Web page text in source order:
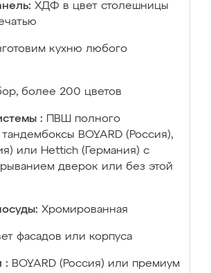
ХДФ в цвет столешницы
кухню любого
более 200 цветов
:
ПВШ полного
BOYARD (Россия),
или Hettich (Германия) с
дверок или без этой
Хромированная
фасадов или корпуса
: BOYARD (Россия) или премиум